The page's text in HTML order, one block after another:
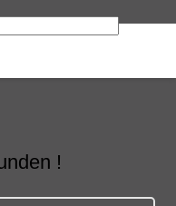
!